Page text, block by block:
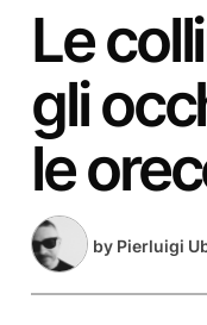
Le
gli
le
by Pierluigi